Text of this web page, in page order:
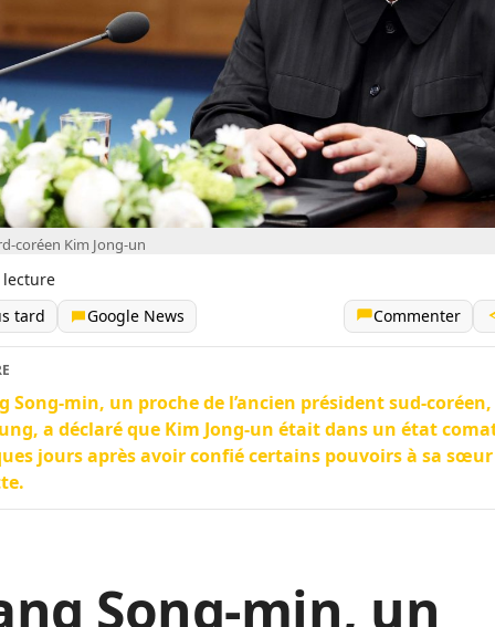
coréen Kim Jong-un
tard
Google News Commenter
Song-min, un proche de l’ancien président sud-
a déclaré que Kim Jong-un était dans un état
jours après avoir confié certains pouvoirs à sa sœur
Song-min, un